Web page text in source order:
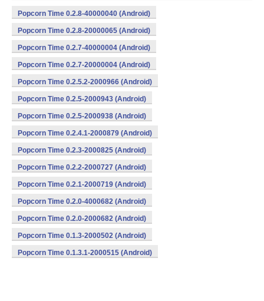
Popcorn Time 0.2.8-40000040 (Android)
Popcorn Time 0.2.8-20000065 (Android)
Popcorn Time 0.2.7-40000004 (Android)
Popcorn Time 0.2.7-20000004 (Android)
Popcorn Time 0.2.5.2-2000966 (Android)
Popcorn Time 0.2.5-2000943 (Android)
Popcorn Time 0.2.5-2000938 (Android)
Popcorn Time 0.2.4.1-2000879 (Android)
Popcorn Time 0.2.3-2000825 (Android)
Popcorn Time 0.2.2-2000727 (Android)
Popcorn Time 0.2.1-2000719 (Android)
Popcorn Time 0.2.0-4000682 (Android)
Popcorn Time 0.2.0-2000682 (Android)
Popcorn Time 0.1.3-2000502 (Android)
Popcorn Time 0.1.3.1-2000515 (Android)